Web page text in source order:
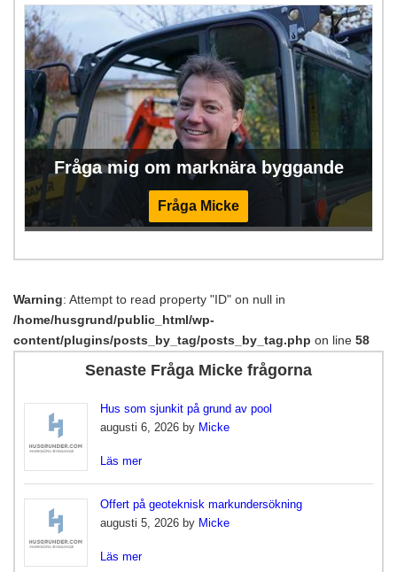
Fråga mig om marknära byggande
Fråga Micke
Warning: Attempt to read property "ID" on null in
/home/husgrund/public_html/wp-
content/plugins/posts_by_tag/posts_by_tag.php on line 58
Senaste Fråga Micke frågorna
Hus som sjunkit på grund av pool
augusti 6, 2026 by Micke
Läs mer
Offert på geoteknisk markundersökning
augusti 5, 2026 by Micke
Läs mer